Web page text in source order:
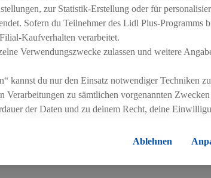
in eine andere Rolle
min. Niveau C1
zur Statistik-Erstellung oder für
Sofern du Teilnehmer des Lidl Plus-Programms
Kaufverhalten verarbeitet.
Verwendungszwecke zulassen und weitere
kannst du nur den Einsatz notwendiger Techniken
Verarbeitungen zu sämtlichen vorgenannten
der Daten und zu deinem Recht, deine
Ablehnen